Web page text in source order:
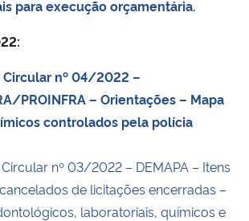
para execução orçamentária.
nº 04/2022 –
PROINFRA – Orientações – Mapa
controlados pela polícia
nº 03/2022 – DEMAPA – Itens
de licitações encerradas –
laboratoriais, químicos e